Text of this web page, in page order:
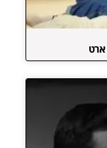
ארט